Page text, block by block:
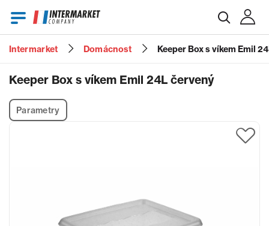
Heslo
Intermarket Domácnost Keeper Box s víkem Emil
Keeper Box s víkem Emil 24L červený
Parametry